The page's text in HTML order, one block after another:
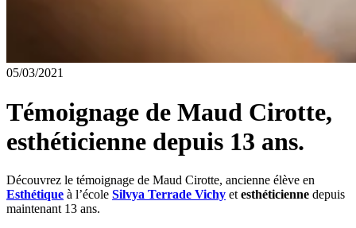
05/03/2021
Témoignage de Maud Cirotte,
esthéticienne depuis 13 ans.
Découvrez le témoignage de Maud Cirotte, ancienne élève en
Esthétique à l’école Silvya Terrade Vichy et esthéticienne depuis
maintenant 13 ans.